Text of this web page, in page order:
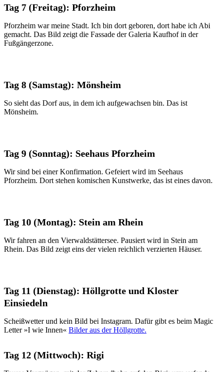
Tag 7 (Freitag): Pforzheim
Pforzheim war meine Stadt. Ich bin dort geboren, dort habe ich Abi
gemacht. Das Bild zeigt die Fassade der Galeria Kaufhof in der
Fußgängerzone.
Tag 8 (Samstag): Mönsheim
So sieht das Dorf aus, in dem ich aufgewachsen bin. Das ist
Mönsheim.
Tag 9 (Sonntag): Seehaus Pforzheim
Wir sind bei einer Konfirmation. Gefeiert wird im Seehaus
Pforzheim. Dort stehen komischen Kunstwerke, das ist eines davon.
Tag 10 (Montag): Stein am Rhein
Wir fahren an den Vierwaldstättersee. Pausiert wird in Stein am
Rhein. Das Bild zeigt eins der vielen reichlich verzierten Häuser.
Tag 11 (Dienstag): Höllgrotte und Kloster
Einsiedeln
Scheißwetter und kein Bild bei Instagram. Dafür gibt es beim Magic
Letter »I wie Innen« Bilder aus der Höllgrotte.
Tag 12 (Mittwoch): Rigi